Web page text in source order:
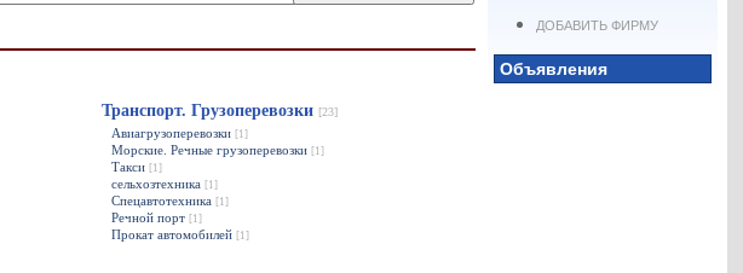
ДОБАВИТЬ ФИРМУ
Объявления
Транспорт. Грузоперевозки [23]
Авиагрузоперевозки[1]
Морские. Речные грузоперевозки[1]
Такси[1]
сельхозтехника[1]
Спецавтотехника[1]
Речной порт[1]
Прокат автомобилей[1]